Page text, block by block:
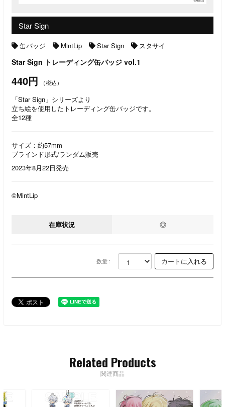
Star Sign
缶バッジ MintLip Star Sign スタサイ
Star Sign トレーディング缶バッジ vol.1
440円 （税込）
「Star Sign」シリーズより
立ち絵を使用したトレーディング缶バッジです。
全12種
サイズ：約57mm
ブラインド形式/ランダム販売
2023年8月22日発売
©MintLip
在庫状況 ◎
数量 :
Related Products
関連商品